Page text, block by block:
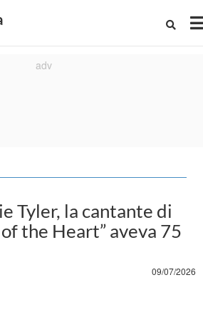
Tyler, la cantante di
the Heart” aveva 75
09/07/2026